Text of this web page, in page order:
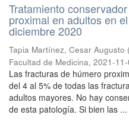
Tratamiento
proximal en adultos en
diciembre 2020
Tapia Martínez, Cesar Augusto (
Facultad de Medicina, 2021-
Las fracturas de húmero
del 4 al 5% de todas las
adultos mayores. No hay
de esta patología. Si bien las ...